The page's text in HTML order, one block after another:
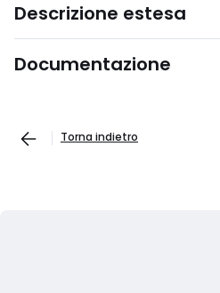
Descrizione estesa
Documentazione
Torna indietro